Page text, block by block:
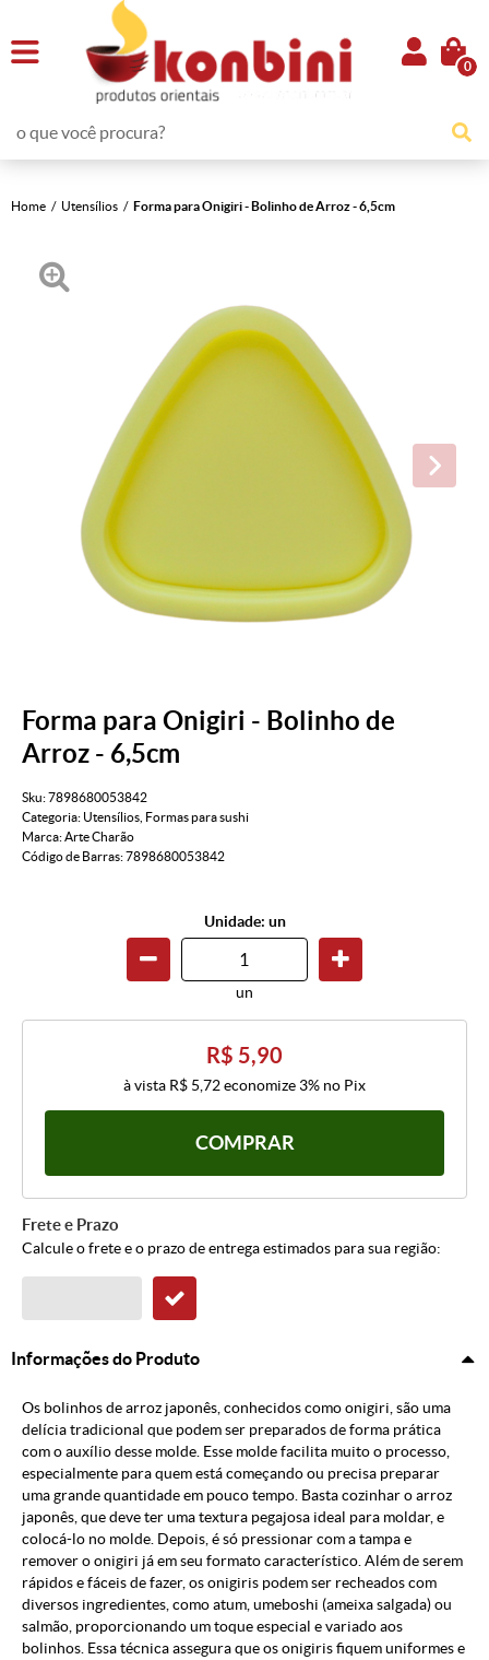
0
Home Utensílios Forma para Onigiri - Bolinho de Arroz - 6,5cm
Forma para Onigiri - Bolinho de
Arroz - 6,5cm
Sku:7898680053842
Categoria: Utensílios Formas para sushi
Marca:Arte Charão
Código de Barras:7898680053842
Unidade: un
un
R$ 5,90
à vista R$ 5,72economize 3% no Pix
COMPRAR
Frete e Prazo
Calcule o frete e o prazo de entrega estimados para sua região:
Informações do Produto
Os bolinhos de arroz japonês, conhecidos como onigiri, são uma
delícia tradicional que podem ser preparados de forma prática
com o auxílio desse molde. Esse molde facilita muito o processo,
especialmente para quem está começando ou precisa preparar
uma grande quantidade em pouco tempo. Basta cozinhar o arroz
japonês, que deve ter uma textura pegajosa ideal para moldar, e
colocá-lo no molde. Depois, é só pressionar com a tampa e
remover o onigiri já em seu formato característico. Além de serem
rápidos e fáceis de fazer, os onigiris podem ser recheados com
diversos ingredientes, como atum, umeboshi (ameixa salgada) ou
salmão, proporcionando um toque especial e variado aos
bolinhos. Essa técnica assegura que os onigiris fiquem uniformes e